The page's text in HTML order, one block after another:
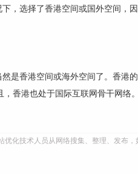
选择了香港空间或国外空间，
香港空间或海外空间了。香港
香港也处于国际互联网骨干网
化技术人员从网络搜集、整理、发布